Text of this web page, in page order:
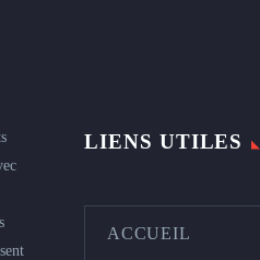
LIENS UTILES
ACCUEIL